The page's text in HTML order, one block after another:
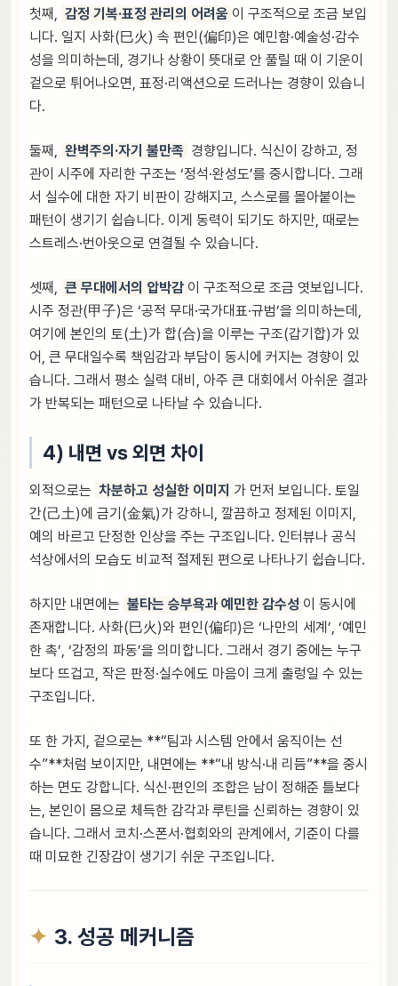
첫째, 감정 기복·표정 관리의 어려움 이 구조적으로 조금 보입
니다. 일지 사화(巳火) 속 편인(偏印)은 예민함·예술성·감수
성을 의미하는데, 경기나 상황이 뜻대로 안 풀릴 때 이 기운이
겉으로 튀어나오면, 표정·리액션으로 드러나는 경향이 있습니
다.
둘째, 완벽주의·자기 불만족 경향입니다. 식신이 강하고, 정
관이 시주에 자리한 구조는 ‘정석·완성도’를 중시합니다. 그래
서 실수에 대한 자기 비판이 강해지고, 스스로를 몰아붙이는
패턴이 생기기 쉽습니다. 이게 동력이 되기도 하지만, 때로는
스트레스·번아웃으로 연결될 수 있습니다.
셋째, 큰 무대에서의 압박감 이 구조적으로 조금 엿보입니다.
시주 정관(甲子)은 ‘공적 무대·국가대표·규범’을 의미하는데,
여기에 본인의 토(土)가 합(合)을 이루는 구조(갑기합)가 있
어, 큰 무대일수록 책임감과 부담이 동시에 커지는 경향이 있
습니다. 그래서 평소 실력 대비, 아주 큰 대회에서 아쉬운 결과
가 반복되는 패턴으로 나타날 수 있습니다.
4) 내면 vs 외면 차이
외적으로는 차분하고 성실한 이미지 가 먼저 보입니다. 토일
간(己土)에 금기(金氣)가 강하니, 깔끔하고 정제된 이미지,
예의 바르고 단정한 인상을 주는 구조입니다. 인터뷰나 공식
석상에서의 모습도 비교적 절제된 편으로 나타나기 쉽습니다.
하지만 내면에는 불타는 승부욕과 예민한 감수성 이 동시에
존재합니다. 사화(巳火)와 편인(偏印)은 ‘나만의 세계’, ‘예민
한 촉’, ‘감정의 파동’을 의미합니다. 그래서 경기 중에는 누구
보다 뜨겁고, 작은 판정·실수에도 마음이 크게 출렁일 수 있는
구조입니다.
또 한 가지, 겉으로는 **“팀과 시스템 안에서 움직이는 선
수”**처럼 보이지만, 내면에는 **“내 방식·내 리듬”**을 중시
하는 면도 강합니다. 식신·편인의 조합은 남이 정해준 틀보다
는, 본인이 몸으로 체득한 감각과 루틴을 신뢰하는 경향이 있
습니다. 그래서 코치·스폰서·협회와의 관계에서, 기준이 다를
때 미묘한 긴장감이 생기기 쉬운 구조입니다.
3. 성공 메커니즘